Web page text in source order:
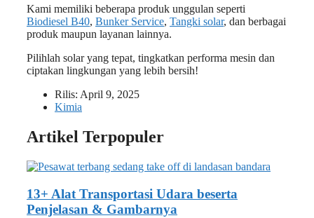
Kami memiliki beberapa produk unggulan seperti
Biodiesel B40, Bunker Service, Tangki solar, dan berbagai
produk maupun layanan lainnya.
Pilihlah solar yang tepat, tingkatkan performa mesin dan
ciptakan lingkungan yang lebih bersih!
Rilis: April 9, 2025
Kimia
Artikel Terpopuler
13+ Alat Transportasi Udara beserta
Penjelasan & Gambarnya